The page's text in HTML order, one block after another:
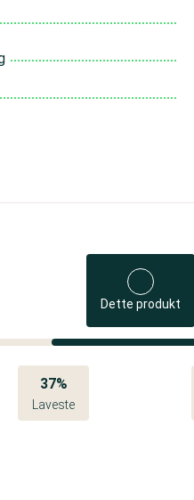
Dette produkt
37%
Laveste